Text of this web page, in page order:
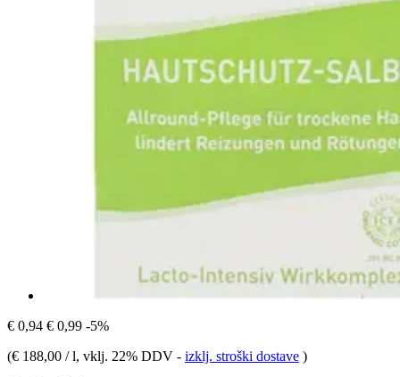
€ 0,94 € 0,99 -5%
(€ 188,00 / l, vklj. 22% DDV - izklj. stroški dostave )